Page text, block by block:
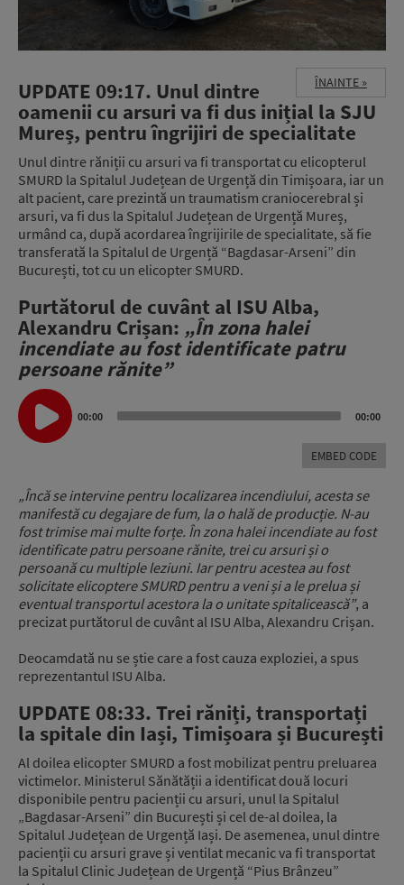
ÎNAINTE »
UPDATE 09:17. Unul dintre
oamenii cu arsuri va fi dus inițial la SJU
Mureș, pentru îngrijiri de specialitate
Unul dintre răniții cu arsuri va fi transportat cu elicopterul
SMURD la Spitalul Județean de Urgență din Timișoara, iar un
alt pacient, care prezintă un traumatism craniocerebral și
arsuri, va fi dus la Spitalul Județean de Urgență Mureș,
urmând ca, după acordarea îngrijirile de specialitate, să fie
transferată la Spitalul de Urgență “Bagdasar-Arseni” din
București, tot cu un elicopter SMURD.
Purtătorul de cuvânt al ISU Alba,
Alexandru Crișan: „În zona halei
incendiate au fost identificate patru
persoane rănite”
Audio
Player
00:00 00:00
EMBED CODE
„Încă se intervine pentru localizarea incendiului, acesta se
manifestă cu degajare de fum, la o hală de producție. N-au
fost trimise mai multe forțe. În zona halei incendiate au fost
identificate patru persoane rănite, trei cu arsuri și o
persoană cu multiple leziuni. Iar pentru acestea au fost
solicitate elicoptere SMURD pentru a veni și a le prelua și
eventual transportul acestora la o unitate spitalicească”, a
precizat purtătorul de cuvânt al ISU Alba, Alexandru Crișan.
Deocamdată nu se știe care a fost cauza exploziei, a spus
reprezentantul ISU Alba.
UPDATE 08:33. Trei răniți, transportați
la spitale din Iași, Timișoara și București
Al doilea elicopter SMURD a fost mobilizat pentru preluarea
victimelor. Ministerul Sănătății a identificat două locuri
disponibile pentru pacienții cu arsuri, unul la Spitalul
„Bagdasar-Arseni” din București și cel de-al doilea, la
Spitalul Județean de Urgență Iași. De asemenea, unul dintre
pacienții cu arsuri grave și ventilat mecanic va fi transportat
la Spitalul Clinic Județean de Urgență “Pius Brânzeu”